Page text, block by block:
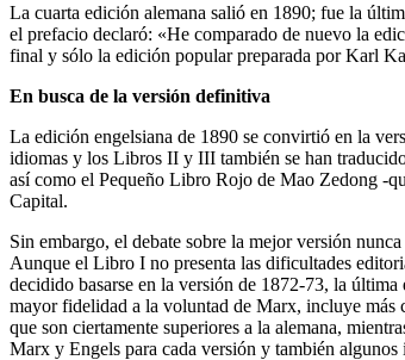
La cuarta edición alemana salió en 1890; fue la
el prefacio declaró: «He comparado de nuevo la
final y sólo la edición popular preparada por Karl
En busca de la versión definitiva
La edición engelsiana de 1890 se convirtió en la
idiomas y los Libros II y III también se han
así como el Pequeño Libro Rojo de Mao Zedong -
Capital.
Sin embargo, el debate sobre la mejor versión
Aunque el Libro I no presenta las dificultades
decidido basarse en la versión de 1872-73, la
mayor fidelidad a la voluntad de Marx, incluye más
que son ciertamente superiores a la alemana,
Marx y Engels para cada versión y también